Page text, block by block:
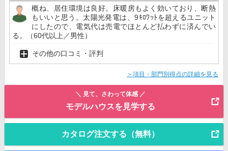
概ね、居住環境は良好。床暖房もよく効いており、断熱
もいいと思う。太陽光発電は、9ｷﾛﾜｯﾄを超えるユニット
にしたので、電気代は売電でほとんど払わずに済んでい
る。（60代以上／男性）
その他の口コミ・評判
＞項目・部門別得点の詳細を見る
＼ 見て、さわって体感 ／
モデルハウスを見学する
カタログ注文する（無料）